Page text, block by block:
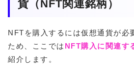
貨（NFT関連銘柄）
NFTを購入するには仮想通貨が必
ため、ここでは NFT購入に関連す
紹介します。